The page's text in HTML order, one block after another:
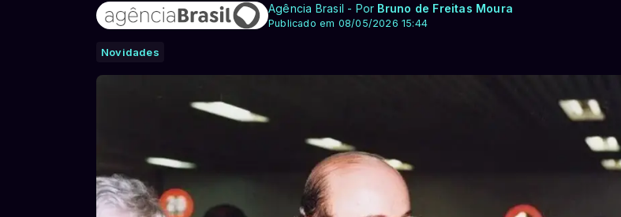
Agência Brasil - Por Bruno de Freitas Moura
Publicado em 08/05/2026 15:44
Novidades